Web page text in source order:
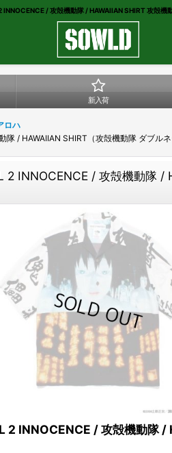
INNOCENCE / 攻殻機動隊 / HAWAIIAN SHIRT 攻殻
新入荷
ロハ
/ HAWAIIAN SHIRT（攻殻機動隊 ダブル
INNOCENCE / 攻殻機動隊 /
INNOCENCE / 攻殻機動隊 /